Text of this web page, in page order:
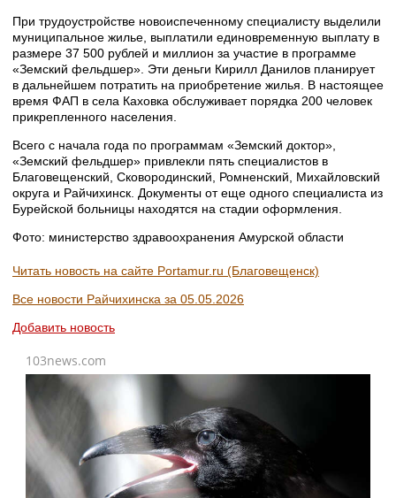
При трудоустройстве новоиспеченному специалисту выделили
муниципальное жилье, выплатили единовременную выплату в
размере 37 500 рублей и миллион за участие в программе
«Земский фельдшер». Эти деньги Кирилл Данилов планирует
в дальнейшем потратить на приобретение жилья. В настоящее
время ФАП в села Каховка обслуживает порядка 200 человек
прикрепленного населения.
Всего с начала года по программам «Земский доктор»,
«Земский фельдшер» привлекли пять специалистов в
Благовещенский, Сковородинский, Ромненский, Михайловский
округа и Райчихинск. Документы от еще одного специалиста из
Бурейской больницы находятся на стадии оформления.
Фото: министерство здравоохранения Амурской области
Читать новость на сайте Portamur.ru (Благовещенск)
Все новости Райчихинска за 05.05.2026
Добавить новость
103news.com